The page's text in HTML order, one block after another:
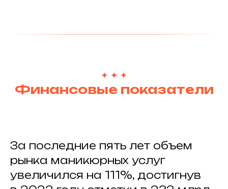
Финансовые показатели
За последние пять лет объем
рынка маникюрных услуг
увеличился на 111%, достигнув